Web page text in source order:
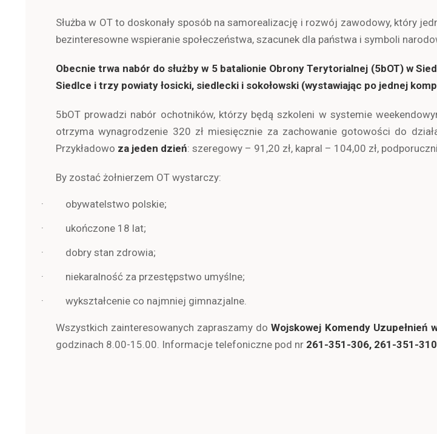
Służba w OT to doskonały sposób na samorealizację i rozwój zawodowy, który
bezinteresowne wspieranie społeczeństwa, szacunek dla państwa i symboli
Obecnie trwa nabór do służby w 5 batalionie Obrony Terytorialnej (5bOT) w
Siedlce i trzy powiaty łosicki, siedlecki i sokołowski (wystawiając po jednej
5bOT prowadzi nabór ochotników, którzy będą szkoleni w systemie
otrzyma wynagrodzenie 320 zł miesięcznie za zachowanie gotowości do
Przykładowo za jeden dzień: szeregowy – 91,20 zł, kapral – 104,00 zł,
By zostać żołnierzem OT wystarczy:
· obywatelstwo polskie;
· ukończone 18 lat;
· dobry stan zdrowia;
· niekaralność za przestępstwo umyślne;
· wykształcenie co najmniej gimnazjalne.
Wszystkich zainteresowanych zapraszamy doWojskowej Komendy Uzupełnień
godzinach 8.00-15.00. Informacje telefoniczne pod nr 261-351-306, 261-351-